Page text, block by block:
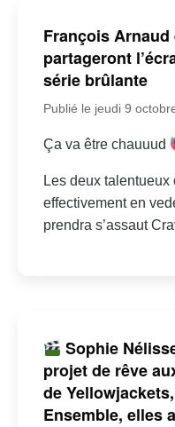
François
partageront
série brûlante
Publié le jeudi 9
Ça va être chauuud
Les deux
effectivement en
prendra s’assaut
Sophie
projet de rêve
de
Ensemble, elles